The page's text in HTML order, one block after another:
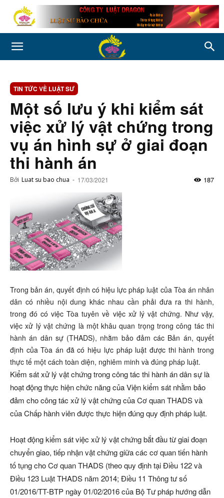
TIN TỨC VỀ LUẬT SƯ
Một số lưu ý khi kiểm sát
việc xử lý vật chứng trong
vụ án hình sự ở giai đoạn
thi hành án
Bởi Luat su bao chua - 17/03/2021 187
Trong bản án, quyết định có hiệu lực pháp luật của Tòa án nhân
dân có nhiều nội dung khác nhau cần phải đưa ra thi hành,
trong đó có việc Tòa tuyên về việc xử lý vật chứng. Như vậy,
việc xử lý vật chứng là một khâu quan trọng trong công tác thi
hành án dân sự (THADS), nhằm bảo đảm các Bản án, quyết
định của Tòa án đã có hiệu lực pháp luật được thi hành trong
thực tế một cách toàn diện, nghiêm minh và đúng pháp luật.
Kiểm sát xử lý vật chứng trong công tác thi hành án dân sự là
hoạt động thực hiện chức năng của Viện kiểm sát nhằm bảo
đảm cho công tác xử lý vật chứng của Cơ quan THADS và
của Chấp hành viên được thực hiện đúng quy định pháp luật.
Hoạt động kiểm sát việc xử lý vật chứng bắt đầu từ giai đoạn
chuyển giao, tiếp nhận vật chứng giữa các cơ quan tiến hành
tố tụng cho Cơ quan THADS (theo quy định tại Điều 122 và
Điều 123 Luật THADS năm 2014; Điều 11 Thông tư số
01/2016/TT-BTP ngày 01/02/2016 của Bộ Tư pháp hướng dẫn